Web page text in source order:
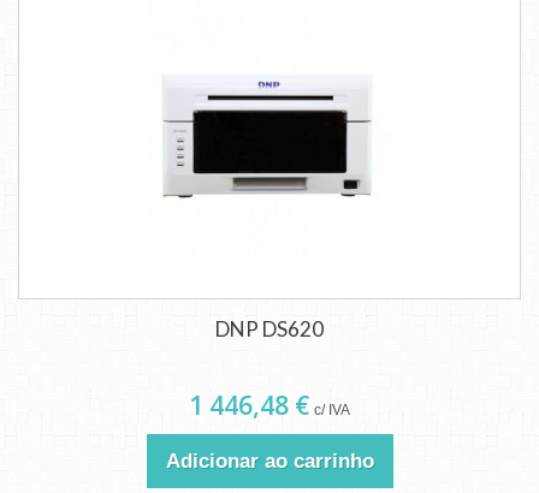
DNP DS620
1 446,48 € c/ IVA
Adicionar ao carrinho